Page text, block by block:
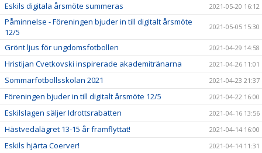
Eskils digitala årsmöte summeras 2021-05-20 16:12
Påminnelse - Föreningen bjuder in till digitalt årsmöte
12/5
2021-05-05 15:30
Grönt ljus för ungdomsfotbollen 2021-04-29 14:58
Hristijan Cvetkovski inspirerade akademitränarna 2021-04-26 11:01
Sommarfotbollsskolan 2021 2021-04-23 21:37
Föreningen bjuder in till digitalt årsmöte 12/5 2021-04-22 16:00
Eskilslagen säljer Idrottsrabatten 2021-04-16 13:56
Hästvedalägret 13-15 år framflyttat! 2021-04-14 16:00
Eskils hjärta Coerver! 2021-04-14 11:31